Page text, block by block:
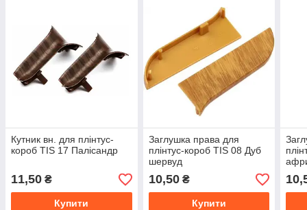
Кутник вн. для плінтус-
короб TIS 17 Палісандр
11,50 ₴
Купити
Заглушка права для
плінтус-короб TIS 08 Дуб
шервуд
10,50₴
Купити